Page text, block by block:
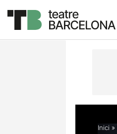
Descripció
Inici »